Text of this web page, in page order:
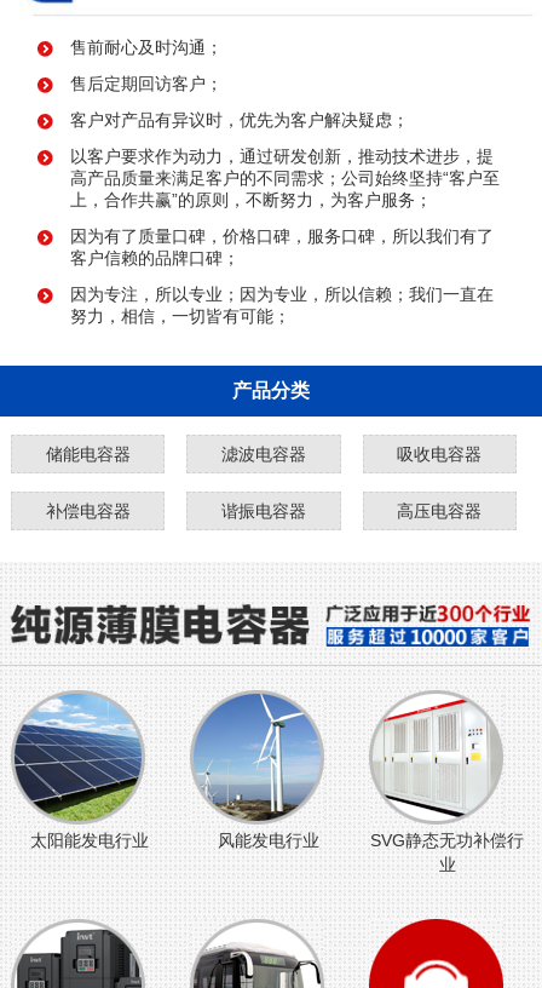
售前耐心及时沟通；
售后定期回访客户；
客户对产品有异议时，优先为客户解决疑虑；
以客户要求作为动力，通过研发创新，推动技术进步，提
高产品质量来满足客户的不同需求；公司始终坚持“客户至
上，合作共赢”的原则，不断努力，为客户服务；
因为有了质量口碑，价格口碑，服务口碑，所以我们有了
客户信赖的品牌口碑；
因为专注，所以专业；因为专业，所以信赖；我们一直在
努力，相信，一切皆有可能；
产品分类
储能电容器 滤波电容器 吸收电容器
补偿电容器 谐振电容器 高压电容器
太阳能发电行业 风能发电行业
SVG静态无功补偿行
业